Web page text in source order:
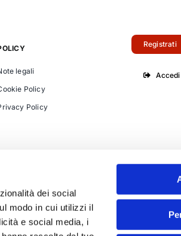
dei social
modo in cui utilizzi il
e social media, i
legali
Policy
Policy
Registrati
Accedi